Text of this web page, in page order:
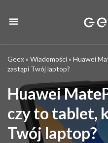
Geex» Wiadomości» Huawei
zastąpi Twój laptop?
Huawei
czy to tablet,
Twój laptop?